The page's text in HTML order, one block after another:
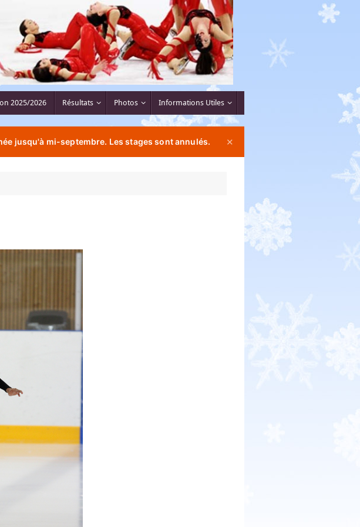
2025/2026 Résultats Photos Informations Utiles
jusqu'à mi-septembre. Les stages sont annulés. ✕